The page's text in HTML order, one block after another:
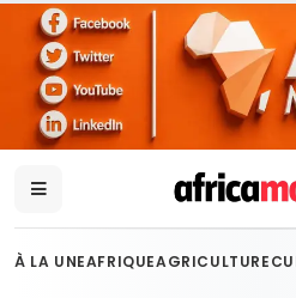
À LA UNEAFRIQUEAGRICULTURE